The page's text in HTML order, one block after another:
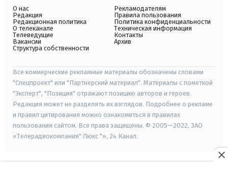
О нас
Редакция
Редакционная политика
О телеканале
Телеведущие
Вакансии
Структура собственности
Рекламодателям
Правила пользования
Политика конфиденциальности
Техническая информация
Контакты
Архив
Все коммерческие рекламные материалы обозначены словами
"Спецпроект" или "Партнерский материал". Материалы с пометкой
"Эксперт", "Позиция" отражают позицию авторов и героев.
Редакция может не разделять их взглядов. Подробнее о рекламе
и правил цитирования можно ознакомиться в правилах
пользования сайтом. Все права защищены. © 2005—2022, ЗАО
«Телерадиокомпания" Люкс "», 24 Канал.